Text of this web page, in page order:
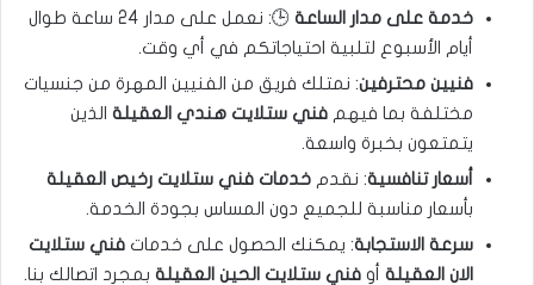
خدمة على مدار الساعة
🕒: نعمل على مدار 24 ساعة طوال
أيام الأسبوع لتلبية احتياجاتكم في أي وقت.
فنيين محترفين: نمتلك فريق من الفنيين المهرة من جنسيات
مختلفة بما فيهم فني ستلايت هندي العقيلة الذين
يتمتعون بخبرة واسعة.
أسعار تنافسية: نقدم خدمات فني ستلايت رخيص العقيلة
بأسعار مناسبة للجميع دون المساس بجودة الخدمة.
سرعة الاستجابة: يمكنك الحصول على خدمات فني ستلايت
الان العقيلة أو فني ستلايت الحين العقيلة بمجرد اتصالك بنا.